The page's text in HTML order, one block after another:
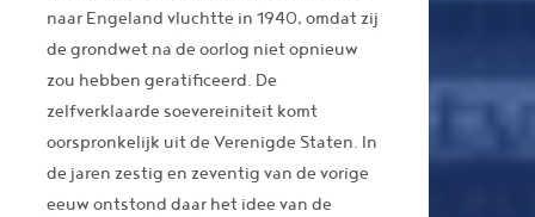
naar Engeland vluchtte in 1940, omdat zij
de grondwet na de oorlog niet opnieuw
zou hebben geratificeerd. De
zelfverklaarde soevereiniteit komt
oorspronkelijk uit de Verenigde Staten. In
de jaren zestig en zeventig van de vorige
eeuw ontstond daar het idee van de